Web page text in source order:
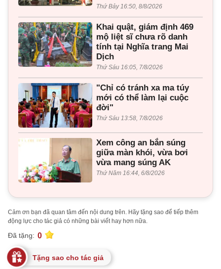
Thứ Bảy 16:50, 8/8/2026
Khai quật, giám định 469
mộ liệt sĩ chưa rõ danh
tính tại Nghĩa trang Mai
Dịch
Thứ Sáu 16:05, 7/8/2026
"Chỉ có tránh xa ma túy
mới có thể làm lại cuộc
đời"
Thứ Sáu 13:58, 7/8/2026
Xem công an bắn súng
giữa màn khói, vừa bơi
vừa mang súng AK
Thứ Năm 16:44, 6/8/2026
Cảm ơn bạn đã quan tâm đến nội dung trên. Hãy tặng sao để tiếp thêm
động lực cho tác giả có những bài viết hay hơn nữa.
Đã tặng: 0
Tặng sao cho tác giả